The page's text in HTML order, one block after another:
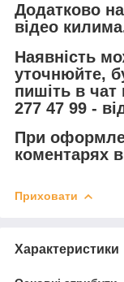
Додатково
відео
Наявність
уточнюйте,
пишіть в чат
277 47 99 -
При
коментарях
Приховати
Характеристики